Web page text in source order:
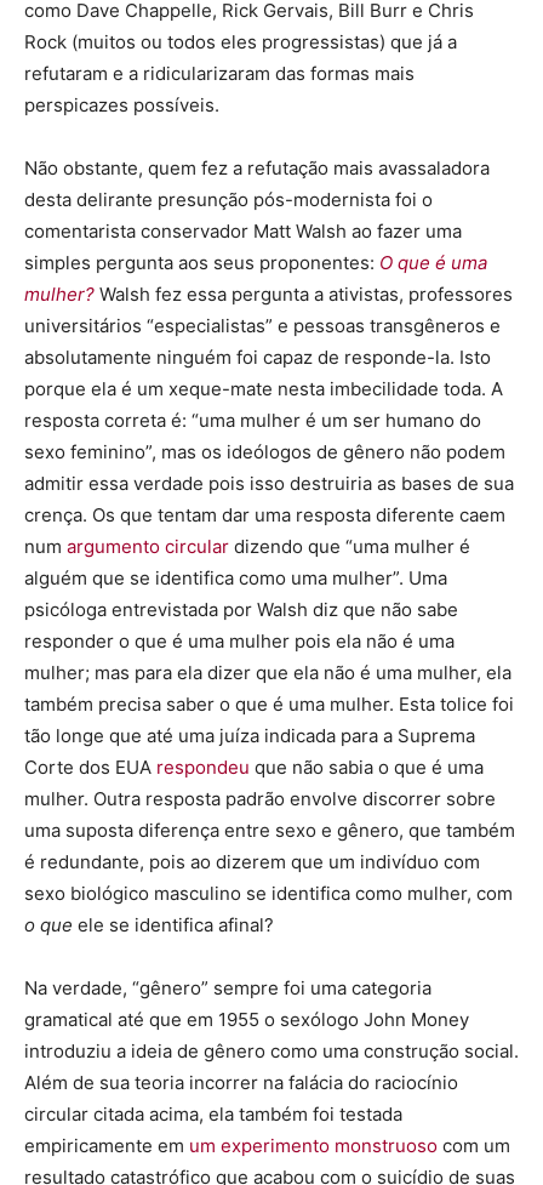
como Dave Chappelle, Rick Gervais, Bill Burr e Chris
Rock (muitos ou todos eles progressistas) que já a
refutaram e a ridicularizaram das formas mais
perspicazes possíveis.
Não obstante, quem fez a refutação mais avassaladora
desta delirante presunção pós-modernista foi o
comentarista conservador Matt Walsh ao fazer uma
simples pergunta aos seus proponentes: O que é uma
mulher? Walsh fez essa pergunta a ativistas, professores
universitários “especialistas” e pessoas transgêneros e
absolutamente ninguém foi capaz de responde-la. Isto
porque ela é um xeque-mate nesta imbecilidade toda. A
resposta correta é: “uma mulher é um ser humano do
sexo feminino”, mas os ideólogos de gênero não podem
admitir essa verdade pois isso destruiria as bases de sua
crença. Os que tentam dar uma resposta diferente caem
num argumento circular dizendo que “uma mulher é
alguém que se identifica como uma mulher”. Uma
psicóloga entrevistada por Walsh diz que não sabe
responder o que é uma mulher pois ela não é uma
mulher; mas para ela dizer que ela não é uma mulher, ela
também precisa saber o que é uma mulher. Esta tolice foi
tão longe que até uma juíza indicada para a Suprema
Corte dos EUA respondeu que não sabia o que é uma
mulher. Outra resposta padrão envolve discorrer sobre
uma suposta diferença entre sexo e gênero, que também
é redundante, pois ao dizerem que um indivíduo com
sexo biológico masculino se identifica como mulher, com
o que ele se identifica afinal?
Na verdade, “gênero” sempre foi uma categoria
gramatical até que em 1955 o sexólogo John Money
introduziu a ideia de gênero como uma construção social.
Além de sua teoria incorrer na falácia do raciocínio
circular citada acima, ela também foi testada
empiricamente em um experimento monstruoso com um
resultado catastrófico que acabou com o suicídio de suas